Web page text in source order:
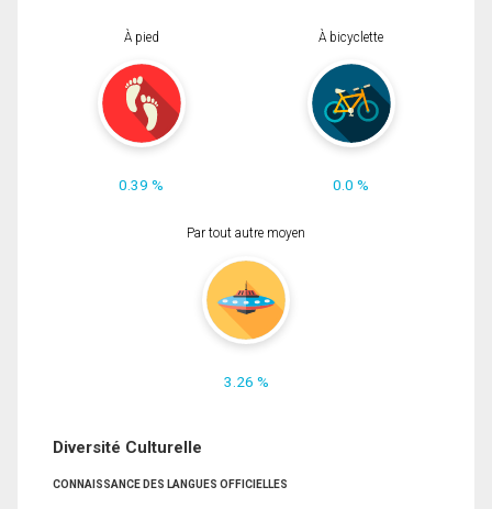
À pied
0.39 %
À bicyclette
0.0 %
Par tout autre moyen
3.26 %
Diversité Culturelle
CONNAISSANCE DES LANGUES OFFICIELLES